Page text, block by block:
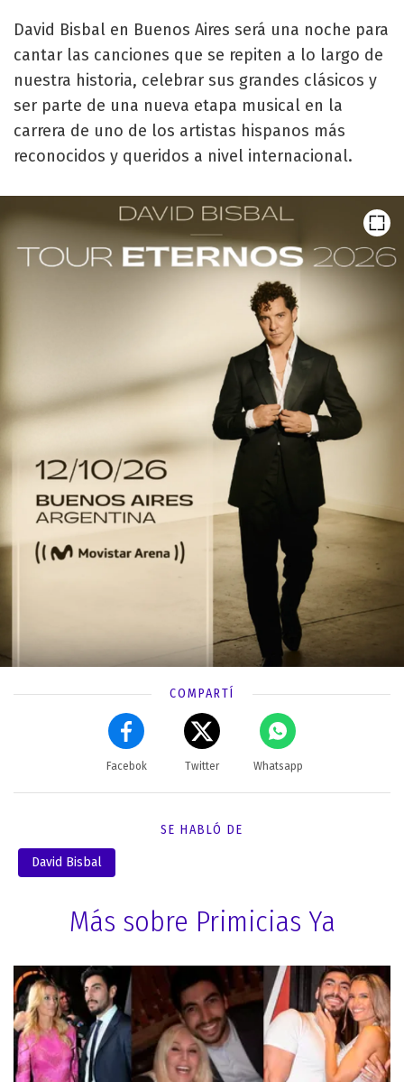
David Bisbal en Buenos Aires será una noche para
cantar las canciones que se repiten a lo largo de
nuestra historia, celebrar sus grandes clásicos y
ser parte de una nueva etapa musical en la
carrera de uno de los artistas hispanos más
reconocidos y queridos a nivel internacional.
COMPARTÍ
Facebok Twitter Whatsapp
SE HABLÓ DE
David Bisbal
Más sobre Primicias Ya